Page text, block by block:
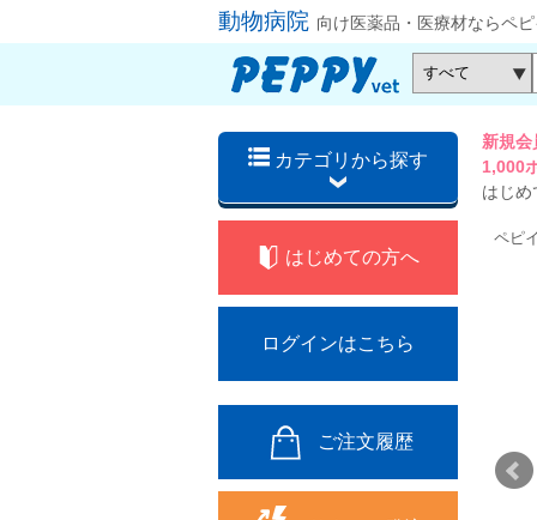
動物病院 向け医薬品・医療材ならペ
カテゴリから探す
新規
1,000
はじめ
はじめての方へ
ログインはこちら
ご注文履歴
ペピ